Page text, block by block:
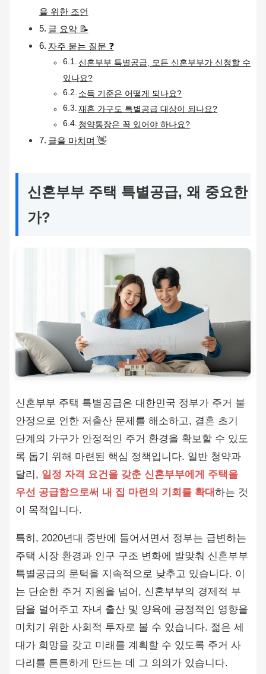
을 위한 조언
글 요약 📝
자주 묻는 질문 ❓
신혼부부 특별공급, 모든 신혼부부가 신청할 수
있나요?
소득 기준은 어떻게 되나요?
재혼 가구도 특별공급 대상이 되나요?
청약통장은 꼭 있어야 하나요?
글을 마치며 👋
신혼부부 주택 특별공급, 왜 중요한
가?
신혼부부 주택 특별공급은 대한민국 정부가 주거 불
안정으로 인한 저출산 문제를 해소하고, 결혼 초기
단계의 가구가 안정적인 주거 환경을 확보할 수 있도
록 돕기 위해 마련된 핵심 정책입니다. 일반 청약과
달리, 일정 자격 요건을 갖춘 신혼부부에게 주택을
우선 공급함으로써 내 집 마련의 기회를 확대하는 것
이 목적입니다.
특히, 2020년대 중반에 들어서면서 정부는 급변하는
주택 시장 환경과 인구 구조 변화에 발맞춰 신혼부부
특별공급의 문턱을 지속적으로 낮추고 있습니다. 이
는 단순한 주거 지원을 넘어, 신혼부부의 경제적 부
담을 덜어주고 자녀 출산 및 양육에 긍정적인 영향을
미치기 위한 사회적 투자로 볼 수 있습니다. 젊은 세
대가 희망을 갖고 미래를 계획할 수 있도록 주거 사
다리를 튼튼하게 만드는 데 그 의의가 있습니다.